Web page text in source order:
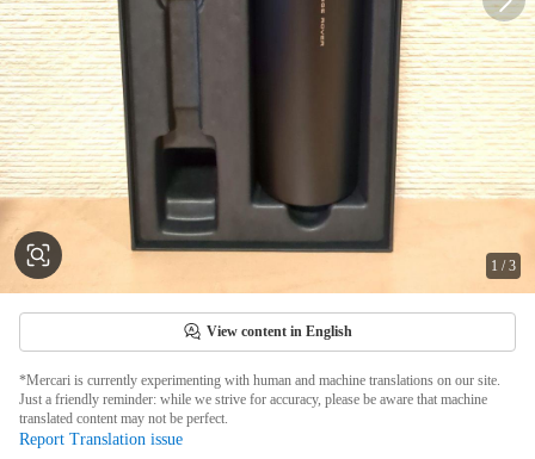
1 /3
View content in English
*Mercari is currently experimenting with human and machine translations on our site.
Just a friendly reminder: while we strive for accuracy, please be aware that machine
translated content may not be perfect.
Report Translation issue